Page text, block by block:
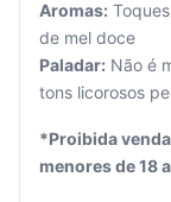
Seu
está
vazio.
Aromas:
de mel doce
Paladar: Não é
tons licorosos
*Proibida
menores de 18